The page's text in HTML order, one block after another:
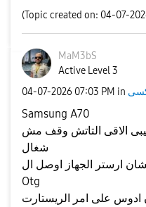
(Topic created on: 04-07-
MaM3bS
Active Level 3
‎04-07-2026 07:03 PM in
Samsung A70
الاقى التاتش وقف مش
شغال
ارستر الجهاز اوصل ال
Otg
على امر الريستارت